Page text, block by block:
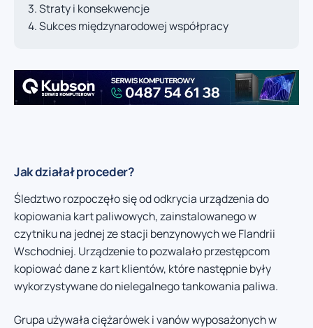
Straty i konsekwencje
Sukces międzynarodowej współpracy
Jak działał proceder?
Śledztwo rozpoczęło się od odkrycia urządzenia do
kopiowania kart paliwowych, zainstalowanego w
czytniku na jednej ze stacji benzynowych we Flandrii
Wschodniej. Urządzenie to pozwalało przestępcom
kopiować dane z kart klientów, które następnie były
wykorzystywane do nielegalnego tankowania paliwa.
Grupa używała ciężarówek i vanów wyposażonych w